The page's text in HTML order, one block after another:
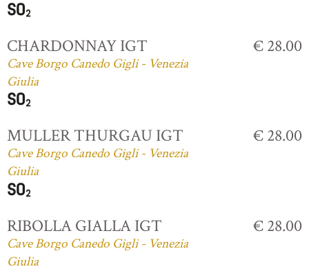
CHARDONNAY IGT
Cave Borgo Canedo Gigli - Venezia
Giulia
€ 28.00
MULLER THURGAU IGT
Cave Borgo Canedo Gigli - Venezia
Giulia
€ 28.00
RIBOLLA GIALLA IGT
Cave Borgo Canedo Gigli - Venezia
Giulia
€ 28.00